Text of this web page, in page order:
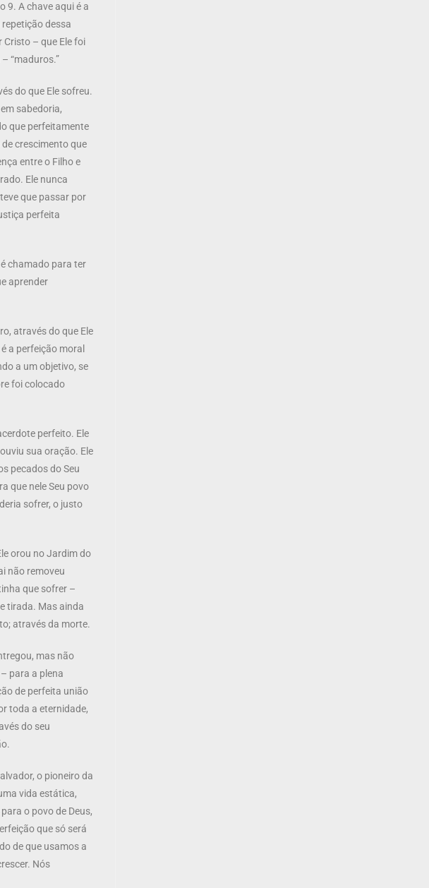
9. A chave aqui é a
repetição dessa
Cristo – que Ele foi
“maduros.”
do que Ele sofreu.
sabedoria,
que perfeitamente
crescimento que
entre o Filho e
Ele nunca
que passar por
perfeita
chamado para ter
aprender
através do que Ele
a perfeição moral
a um objetivo, se
foi colocado
perfeito. Ele
sua oração. Ele
pecados do Seu
que nele Seu povo
sofrer, o justo
orou no Jardim do
não removeu
que sofrer –
tirada. Mas ainda
através da morte.
mas não
para a plena
de perfeita união
toda a eternidade,
do seu
o pioneiro da
vida estática,
o povo de Deus,
que só será
de que usamos a
Nós